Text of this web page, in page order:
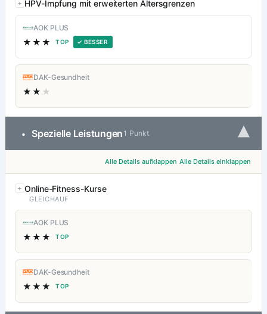
HPV-Impfung mit erweiterten Altersgrenzen
AOK PLUS
★★★ TOP ✓ BESSER
DAK-Gesundheit
★★ ★
• Spezielle Leistungen 1 Punkt ▾
Alle Details aufklappen Alle Details einklappen
Online-Fitness-Kurse
GLEICHAUF
AOK PLUS
★★★ TOP
DAK-Gesundheit
★★★ TOP